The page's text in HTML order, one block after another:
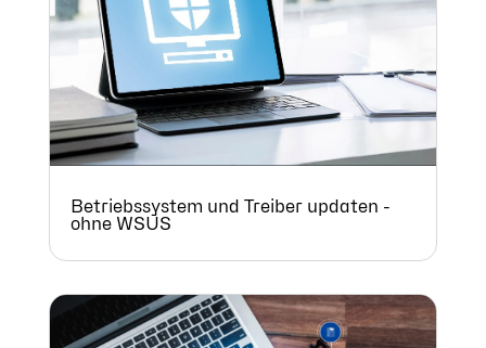
Betriebssystem und Treiber updaten -
ohne WSUS